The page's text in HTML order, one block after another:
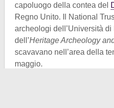
capoluogo della contea del
Regno Unito. Il National
archeologi dell’Università
dell’Heritage Archeology
scavavano nell’area della
maggio.